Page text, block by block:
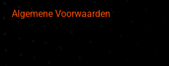
Algemene Voorwaarden